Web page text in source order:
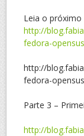
Leia o
http://
fedora-
http://
fedora-
Parte 3 –
http://